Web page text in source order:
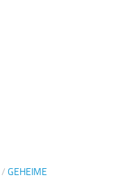
/ GEHEIME